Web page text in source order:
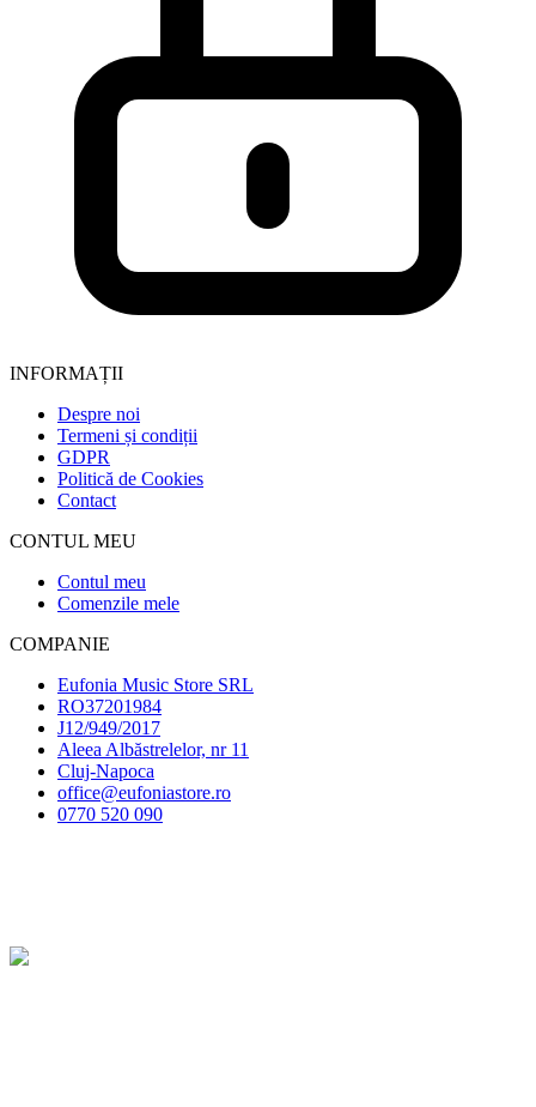
INFORMAȚII
Despre noi
Termeni și condiții
GDPR
Politică de Cookies
Contact
CONTUL MEU
Contul meu
Comenzile mele
COMPANIE
Eufonia Music Store SRL
RO37201984
J12/949/2017
Aleea Albăstrelelor, nr 11
Cluj-Napoca
office@eufoniastore.ro
0770 520 090